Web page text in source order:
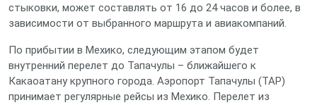
стыковки, может составлять от 16 до 24 часов и более, в
зависимости от выбранного маршрута и авиакомпаний.
По прибытии в Мехико, следующим этапом будет
внутренний перелет до Тапачулы – ближайшего к
Какаоатану крупного города. Аэропорт Тапачулы (TAP)
принимает регулярные рейсы из Мехико. Перелет из